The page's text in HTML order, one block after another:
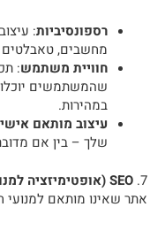
רספונסיביות:
מחשבים, טאבלטים
חוויית משתמש:
שהמשתמשים
במהירות.
עיצוב מותאם
שלך – בין אם
7. SEO (אופטימיזציה למנועי חיפוש)
אתר שאינו מותאם למנועי